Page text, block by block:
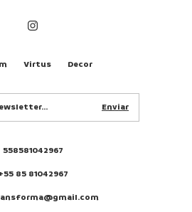
Virtus Decor
558581042967
85 81042967